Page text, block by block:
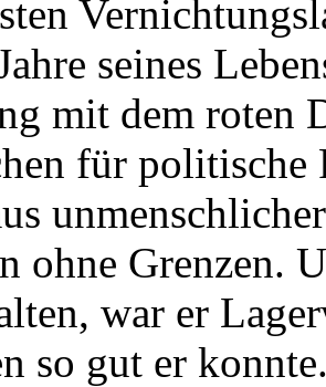
seines
mit dem roten
für politische
ohne Grenzen.
war er
so gut er